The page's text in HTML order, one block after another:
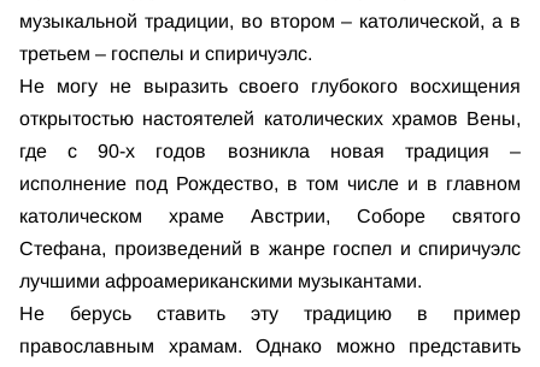
музыкальной традиции, во втором – католической, а в
третьем – госпелы и спиричуэлс.
Не могу не выразить своего глубокого восхищения
открытостью настоятелей католических храмов Вены,
где с 90-х годов возникла новая традиция –
исполнение под Рождество, в том числе и в главном
католическом храме Австрии, Соборе святого
Стефана, произведений в жанре госпел и спиричуэлс
лучшими афроамериканскими музыкантами.
Не берусь ставить эту традицию в пример
православным храмам. Однако можно представить